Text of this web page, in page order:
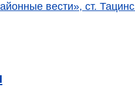
вести», ст.